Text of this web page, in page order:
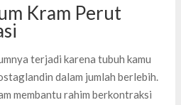
Kram Perut
terjadi karena tubuh kamu
dalam jumlah berlebih.
membantu rahim berkontraksi